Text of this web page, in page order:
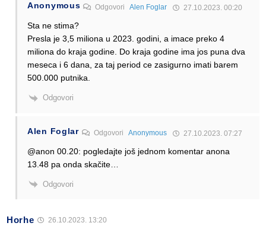
Anonymous OdgovoriAlen Foglar 27.10.2023. 00:20
Sta ne stima?
Presla je 3,5 miliona u 2023. godini, a imace preko 4
miliona do kraja godine. Do kraja godine ima jos puna dva
meseca i 6 dana, za taj period ce zasigurno imati barem
500.000 putnika.
Odgovori
Alen Foglar Odgovori Anonymous 27.10.2023. 07:27
@anon 00.20: pogledajte još jednom komentar anona
13.48 pa onda skačite…
Odgovori
Horhe 26.10.2023. 13:20